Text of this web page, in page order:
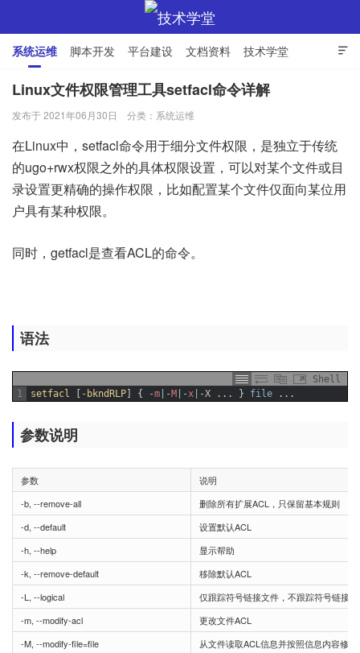

系统运维 脚本开发 平台建设 文档资料 技术学堂
Linux文件权限管理工具setfacl命令详解
发布于 2021年06月30日 分类： 系统运维
在Linux中，setfacl命令用于细分文件权限，是独立于传统
的ugo+rwx权限之外的具体权限设置，可以对某个文件或目
录设置更精确的操作权限，比如配置某个文件仅面向某位用
户具有某种权限。
同时，getfacl是查看ACL的命令。
语法
Shell
1
setfacl - bkndRLP { -m - M -x -X . . . } file . . .
参数说明
参数
说明
-b, --remove-all
删除所有扩展ACL，只保留基本规则
-d, --default
设置默认ACL
-h, --help
显示帮助
-k, --remove-default
移除默认ACL
-L, --logical
仅跟踪符号链接文件，不跟踪符号链接
-m, --modify-acl
更改文件ACL
-M, --modify-file=file
从文件读取ACL信息并按照信息内容修改